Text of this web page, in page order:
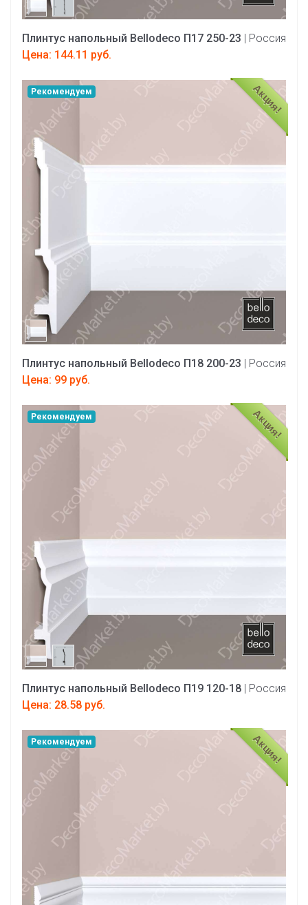
Плинтус напольный Bellodeco П17 250-23
| Россия
Цена: 144.11 руб.
Акция!
Рекомендуем
Плинтус напольный Bellodeco П18 200-23
| Россия
Цена: 99 руб.
Акция!
Рекомендуем
Плинтус напольный Bellodeco П19 120-18
| Россия
Цена: 28.58 руб.
Акция!
Рекомендуем